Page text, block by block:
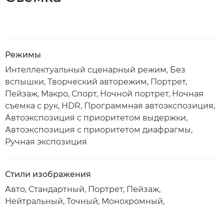
Режимы
Интеллектуальный сценарный режим, Без
вспышки, Творческий авторежим, Портрет,
Пейзаж, Макро, Спорт, Ночной портрет, Ночная
съемка с рук, HDR, Программная автоэкспозиция,
Автоэкспозиция с приоритетом выдержки,
Автоэкспозиция с приоритетом диафрагмы,
Ручная экспозиция
Стили изображения
Авто, Стандартный, Портрет, Пейзаж,
Нейтральный, Точный, Монохромный,